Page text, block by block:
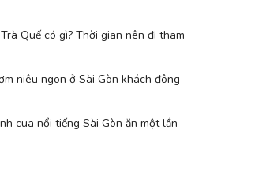
Quế có gì? Thời gian nên đi tham
niêu ngon ở Sài Gòn khách đông
cua nổi tiếng Sài Gòn ăn một lần